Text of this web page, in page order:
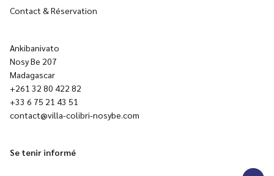
Contact & Réservation
Ankibanivato
Nosy Be 207
Madagascar
+261 32 80 422 82
+33 6 75 21 43 51
contact@villa-colibri-nosybe.com
Se tenir informé